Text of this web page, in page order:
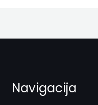
Navigacija